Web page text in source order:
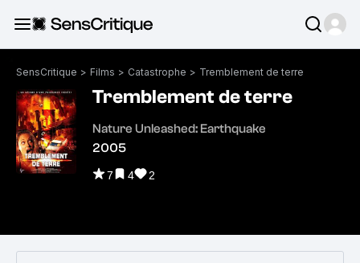
SensCritique > Films > Catastrophe > Tremblement de terre
Tremblement de terre
Nature Unleashed: Earthquake
2005
7 4 2